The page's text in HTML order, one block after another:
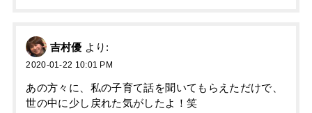
吉村優 より:
2020-01-22 10:01 PM
あの方々に、私の子育て話を聞いてもらえただけで、
世の中に少し戻れた気がしたよ！笑